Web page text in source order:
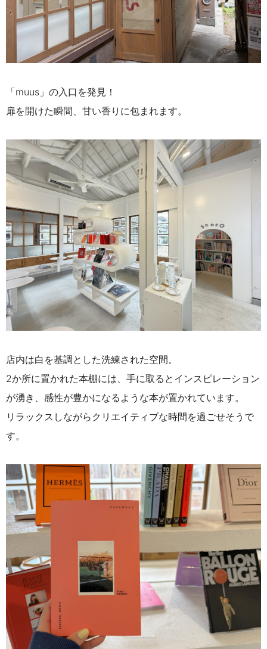
「muus」の入口を発見！
扉を開けた瞬間、甘い香りに包まれます。
店内は白を基調とした洗練された空間。
2か所に置かれた本棚には、手に取るとインスピレーション
が湧き、感性が豊かになるような本が置かれています。
リラックスしながらクリエイティブな時間を過ごせそうで
す。